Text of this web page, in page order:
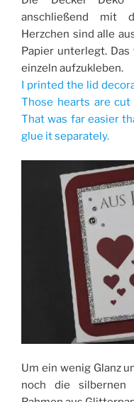
anschließend mit
Herzchen sind alle
Papier unterlegt.
einzeln aufzukleben.
I printed the lid
Those hearts are
That was far easier
glue it separately.
Um ein wenig Glanz
noch die silbernen